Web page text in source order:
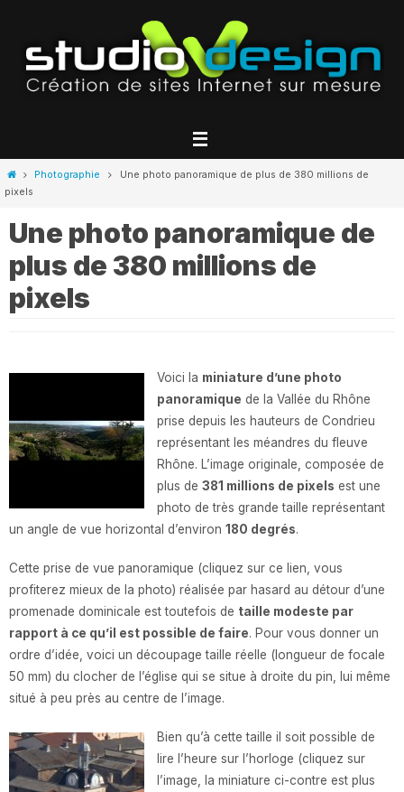
contenu
HomePhotographie
Une photo panoramique de plus de 380 millions de
pixels
Une photo panoramique de
plus de 380 millions de
pixels
Voici la miniature d’une photo
panoramique de la Vallée du Rhône
prise depuis les hauteurs de Condrieu
représentant les méandres du fleuve
Rhône. L’image originale, composée de
plus de 381 millions de pixels est une
photo de très grande taille représentant
un angle de vue horizontal d’environ 180 degrés.
Cette prise de vue panoramique (cliquez sur ce lien, vous
profiterez mieux de la photo) réalisée par hasard au détour d’une
promenade dominicale est toutefois de taille modeste par
rapport à ce qu’il est possible de faire. Pour vous donner un
ordre d’idée, voici un découpage taille réelle (longueur de focale
50 mm) du clocher de l’église qui se situe à droite du pin, lui même
situé à peu près au centre de l’image.
Bien qu’à cette taille il soit possible de
lire l’heure sur l’horloge (cliquez sur
l’image, la miniature ci-contre est plus